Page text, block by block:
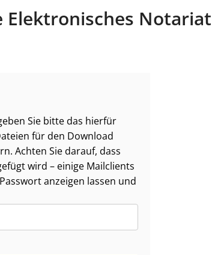
Elektronisches Notariat
Sie bitte das hierfür
für den Download
Achten Sie darauf, dass
wird – einige Mailclients
anzeigen lassen und